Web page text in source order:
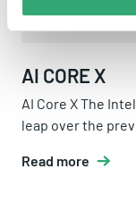
AI CORE X
AI Core X The
leap over the
Read more